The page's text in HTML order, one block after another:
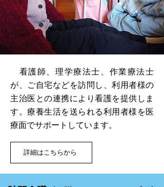
看護師、理学療法士、作業療法士
が、ご自宅などを訪問し、利用者様の
主治医との連携により看護を提供しま
す。療養生活を送られる利用者様を医
療面でサポートしています。
詳細はこちらから